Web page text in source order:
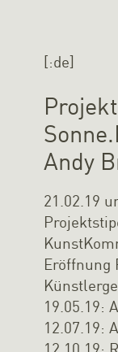
[:de]
Andy
21.02.19
Eröffnung
19.05.19:
12.07.19: